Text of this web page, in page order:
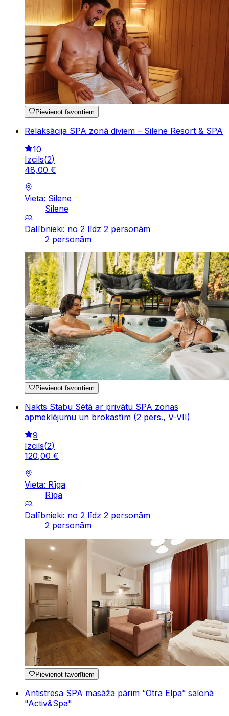
Pievienot favorītiem
Relaksācija SPA zonā diviem – Silene Resort & SPA
10
Izcils(2)
48,00 €
Vieta: Silene
Silene
Dalībnieki: no 2 līdz 2 personām
2 personām
Pievienot favorītiem
Nakts Stabu Sētā ar privātu SPA zonas
apmeklējumu un brokastīm (2 pers., V-VII)
9
Izcils(2)
120,00 €
Vieta: Rīga
Rīga
Dalībnieki: no 2 līdz 2 personām
2 personām
Pievienot favorītiem
Antistresa SPA masāža pārim “Otra Elpa” salonā
"Activ&Spa"